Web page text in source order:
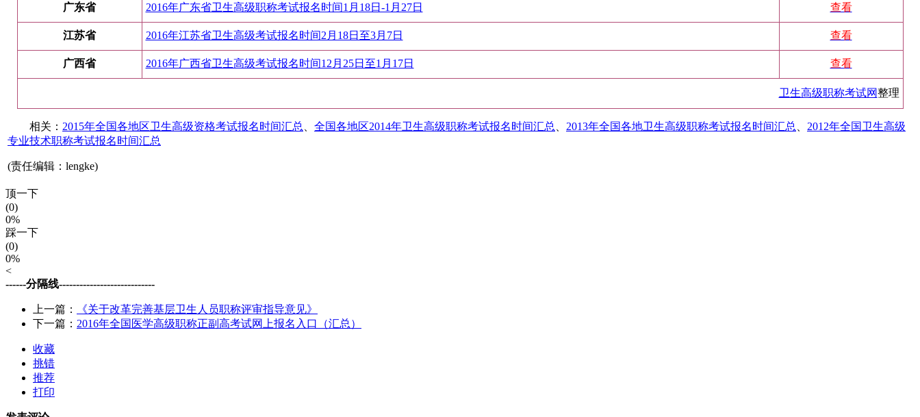
广东省 2016年广东省卫生高级职称考试报名时间1月18日-1月27日 查看
江苏省 2016年江苏省卫生高级考试报名时间2月18日至3月7日 查看
广西省 2016年广西省卫生高级考试报名时间12月25日至1月17日 查看
卫生高级职称考试网整理
相关： 2015年全国各地区卫生高级资格考试报名时间汇总 全国各地区2014年卫生高级职称考试报名时间汇总 2013年全国各地卫生高级职称考试报名时间汇总
2012年全国卫生高级
专业技术职称考试报名时间汇总
(责任编辑：lengke)
顶一下
(0)
0%
踩一下
(0)
0%
<
------分隔线----------------------------
上一篇：
《关于改革完善基层卫生人员职称评审指导意见》
下一篇： 2016年全国医学高级职称正副高考试网上报名入口（汇总）
收藏
挑错
推荐
打印